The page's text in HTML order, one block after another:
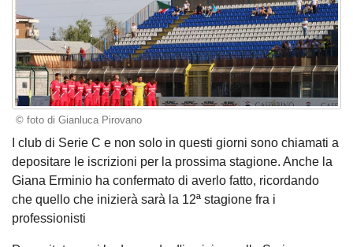
© foto di Gianluca Pirovano
I club di Serie C e non solo in questi giorni sono chiamati a
depositare le iscrizioni per la prossima stagione. Anche la
Giana Erminio ha confermato di averlo fatto, ricordando
che quello che inizierà sarà la 12ª stagione fra i
professionisti